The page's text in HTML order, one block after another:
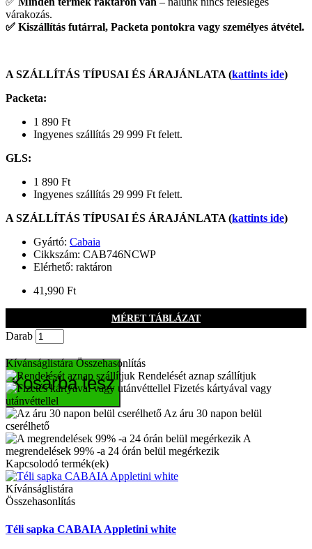
várakozás.
✅ Kiszállítás futárral, Packeta pontokra vagy személyes átvétel.
A SZÁLLÍTÁS TÍPUSAI ÉS ÁRAJÁNLATA (kattints ide)
Packeta:
1 890 Ft
Ingyenes szállítás 29 999 Ft felett.
GLS:
1 890 Ft
Ingyenes szállítás 29 999 Ft felett.
A SZÁLLÍTÁS TÍPUSAI ÉS ÁRAJÁNLATA (kattints ide)
Gyártó: Cabaia
Cikkszám: CAB746NCWP
Elérhető: raktáron
41,990 Ft
MÉRET TÁBLÁZAT
Darab
Kosárba tesz
Kívánságlistára Összehasonlítás
Rendelését aznap szállítjuk
Fizetés kártyával vagy
utánvéttellel
Az áru 30 napon belül
cserélhető
A
megrendelések 99% -a 24 órán belül megérkezik
Kapcsolodó termék(ek)
Kívánságlistára
Összehasonlítás
Téli sapka CABAIA Appletini white